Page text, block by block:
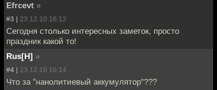
Efrcevt »
#3 | 23.12.10 16:12
Сегодня столько интересных заметок, просто
праздник какой то!
Rus[H] »
#4 | 23.12.10 16:14
Что за "нанолитиевый аккумулятор"???